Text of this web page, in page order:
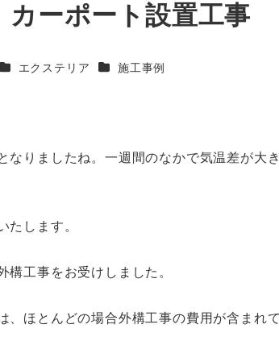
ーポート設置工事
カテゴリー
エクステリア カテゴリー
施工事例
なりましたね。一週間のなかで気温差が大
たします。
構工事をお受けしました。
ほとんどの場合外構工事の費用が含まれて